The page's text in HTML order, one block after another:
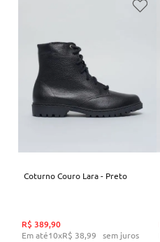
Coturno Couro Lara - Preto
R$ 389,90
Em até10xR$ 38,99 sem juros